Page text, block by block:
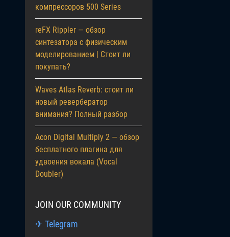
компрессоров 500 Series
reFX Rippler — обзор
синтезатора с физическим
моделированием | Стоит ли
покупать?
Waves Atlas Reverb: стоит ли
новый ревербератор
внимания? Полный разбор
Acon Digital Multiply 2 — обзор
бесплатного плагина для
удвоения вокала (Vocal
Doubler)
JOIN OUR COMMUNITY
✈ Telegram